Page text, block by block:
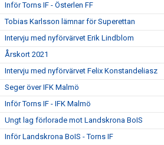
Inför Torns IF - Österlen FF
Tobias Karlsson lämnar för Superettan
Intervju med nyförvärvet Erik Lindblom
Årskort 2021
Intervju med nyförvärvet Felix Konstandeliasz
Seger över IFK Malmö
Inför Torns IF - IFK Malmö
Ungt lag förlorade mot Landskrona BoIS
Inför Landskrona BoIS - Torns IF